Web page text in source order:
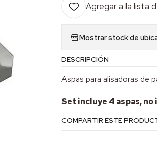
Agregar a la lista
Mostrar stock de
DESCRIPCIÓN
Aspas para alisadoras de
Set incluye 4 aspas,
COMPARTIR ESTE